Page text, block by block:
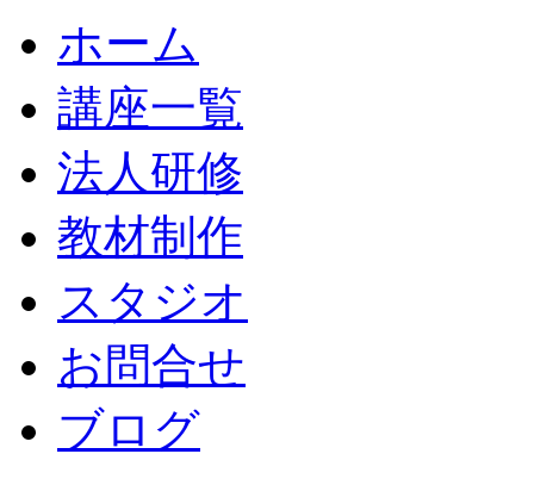
ホーム
講座一覧
法人研修
教材制作
スタジオ
お問合せ
ブログ